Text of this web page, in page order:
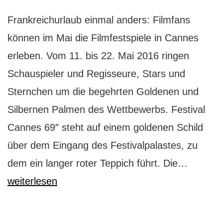
Frankreichurlaub einmal anders: Filmfans
können im Mai die Filmfestspiele in Cannes
erleben. Vom 11. bis 22. Mai 2016 ringen
Schauspieler und Regisseure, Stars und
Sternchen um die begehrten Goldenen und
Silbernen Palmen des Wettbewerbs. Festival
Cannes 69″ steht auf einem goldenen Schild
über dem Eingang des Festivalpalastes, zu
dem ein langer roter Teppich führt. Die…
weiterlesen